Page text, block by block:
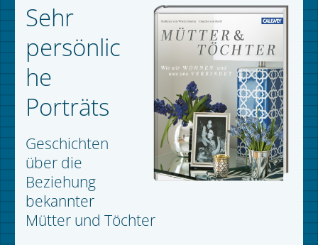
Verbände
Autoren
Kontakt
Sehr
persönlic
he
Porträts
Geschichten
über die
Beziehung
bekannter
Mütter und Töchter